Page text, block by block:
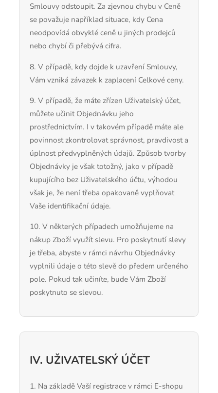
Smlouvy odstoupit. Za zjevnou chybu v Ceně
se považuje například situace, kdy Cena
neodpovídá obvyklé ceně u jiných prodejců
nebo chybí či přebývá cifra.
8. V případě, kdy dojde k uzavření Smlouvy,
Vám vzniká závazek k zaplacení Celkové ceny.
9. V případě, že máte zřízen Uživatelský účet,
můžete učinit Objednávku jeho
prostřednictvím. I v takovém případě máte ale
povinnost zkontrolovat správnost, pravdivost a
úplnost předvyplněných údajů. Způsob tvorby
Objednávky je však totožný, jako v případě
kupujícího bez Uživatelského účtu, výhodou
však je, že není třeba opakovaně vyplňovat
Vaše identifikační údaje.
10. V některých případech umožňujeme na
nákup Zboží využít slevu. Pro poskytnutí slevy
je třeba, abyste v rámci návrhu Objednávky
vyplnili údaje o této slevě do předem určeného
pole. Pokud tak učiníte, bude Vám Zboží
poskytnuto se slevou.
IV. UŽIVATELSKÝ ÚČET
1. Na základě Vaší registrace v rámci E-shopu